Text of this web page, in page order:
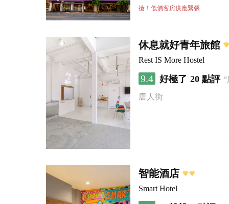
搶！低價客房供應緊張
休息就好青年旅館
Rest IS More Hostel
9.4 好極了 20 點評
唐人街
智能酒店
Smart Hotel